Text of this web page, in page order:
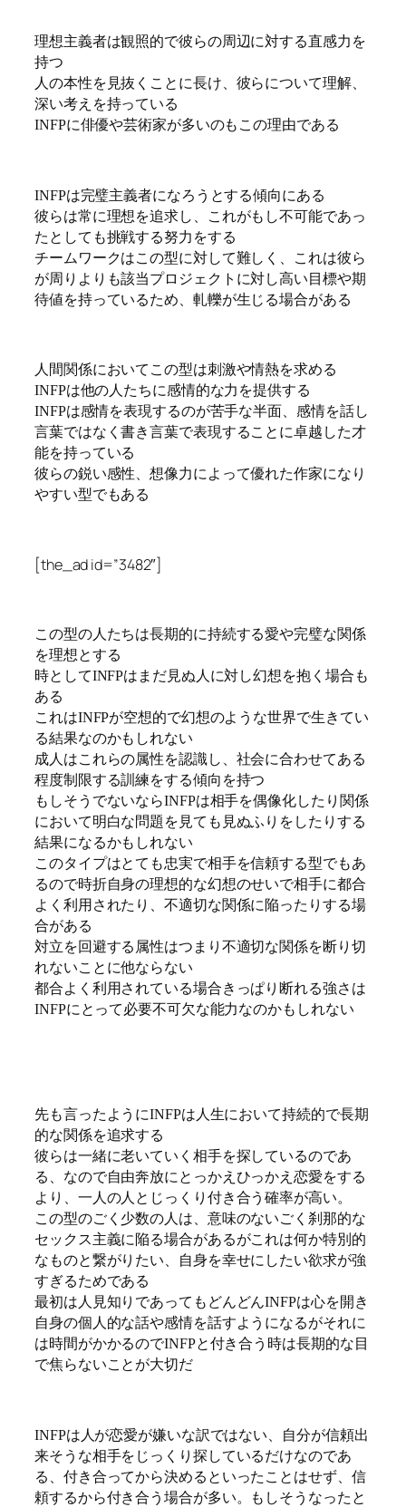
理想主義者は観照的で彼らの周辺に対する直感力を
持つ
人の本性を見抜くことに長け、彼らについて理解、
深い考えを持っている
INFPに俳優や芸術家が多いのもこの理由である
INFPは完璧主義者になろうとする傾向にある
彼らは常に理想を追求し、これがもし不可能であっ
たとしても挑戦する努力をする
チームワークはこの型に対して難しく、これは彼ら
が周りよりも該当プロジェクトに対し高い目標や期
待値を持っているため、軋轢が生じる場合がある
人間関係においてこの型は刺激や情熱を求める
INFPは他の人たちに感情的な力を提供する
INFPは感情を表現するのが苦手な半面、感情を話し
言葉ではなく書き言葉で表現することに卓越した才
能を持っている
彼らの鋭い感性、想像力によって優れた作家になり
やすい型でもある
[the_ad id=”3482″]
この型の人たちは長期的に持続する愛や完璧な関係
を理想とする
時としてINFPはまだ見ぬ人に対し幻想を抱く場合も
ある
これはINFPが空想的で幻想のような世界で生きてい
る結果なのかもしれない
成人はこれらの属性を認識し、社会に合わせてある
程度制限する訓練をする傾向を持つ
もしそうでないならINFPは相手を偶像化したり関係
において明白な問題を見ても見ぬふりをしたりする
結果になるかもしれない
このタイプはとても忠実で相手を信頼する型でもあ
るので時折自身の理想的な幻想のせいで相手に都合
よく利用されたり、不適切な関係に陥ったりする場
合がある
対立を回避する属性はつまり不適切な関係を断り切
れないことに他ならない
都合よく利用されている場合きっぱり断れる強さは
INFPにとって必要不可欠な能力なのかもしれない
先も言ったようにINFPは人生において持続的で長期
的な関係を追求する
彼らは一緒に老いていく相手を探しているのであ
る、なので自由奔放にとっかえひっかえ恋愛をする
より、一人の人とじっくり付き合う確率が高い。
この型のごく少数の人は、意味のないごく刹那的な
セックス主義に陥る場合があるがこれは何か特別的
なものと繋がりたい、自身を幸せにしたい欲求が強
すぎるためである
最初は人見知りであってもどんどんINFPは心を開き
自身の個人的な話や感情を話すようになるがそれに
は時間がかかるのでINFPと付き合う時は長期的な目
で焦らないことが大切だ
INFPは人が恋愛が嫌いな訳ではない、自分が信頼出
来そうな相手をじっくり探しているだけなのであ
る、付き合ってから決めるといったことはせず、信
頼するから付き合う場合が多い。もしそうなったと